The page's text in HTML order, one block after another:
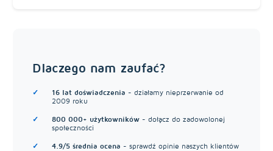
Dlaczego nam zaufać?
16 lat doświadczenia - działamy nieprzerwanie od
2009 roku
800 000+ użytkowników - dołącz do zadowolonej
społeczności
4.9/5 średnia ocena - sprawdź opinie naszych klientów